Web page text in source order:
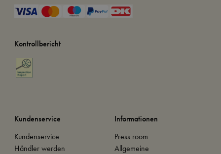
Kontrollbericht
Kundenservice
Kundenservice
Händler werden
Informationen
Press room
Allgemeine